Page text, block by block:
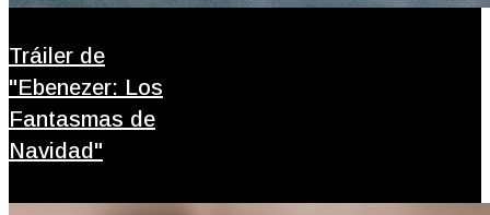
Tráiler de
"Ebenezer: Los
Fantasmas de
Navidad"